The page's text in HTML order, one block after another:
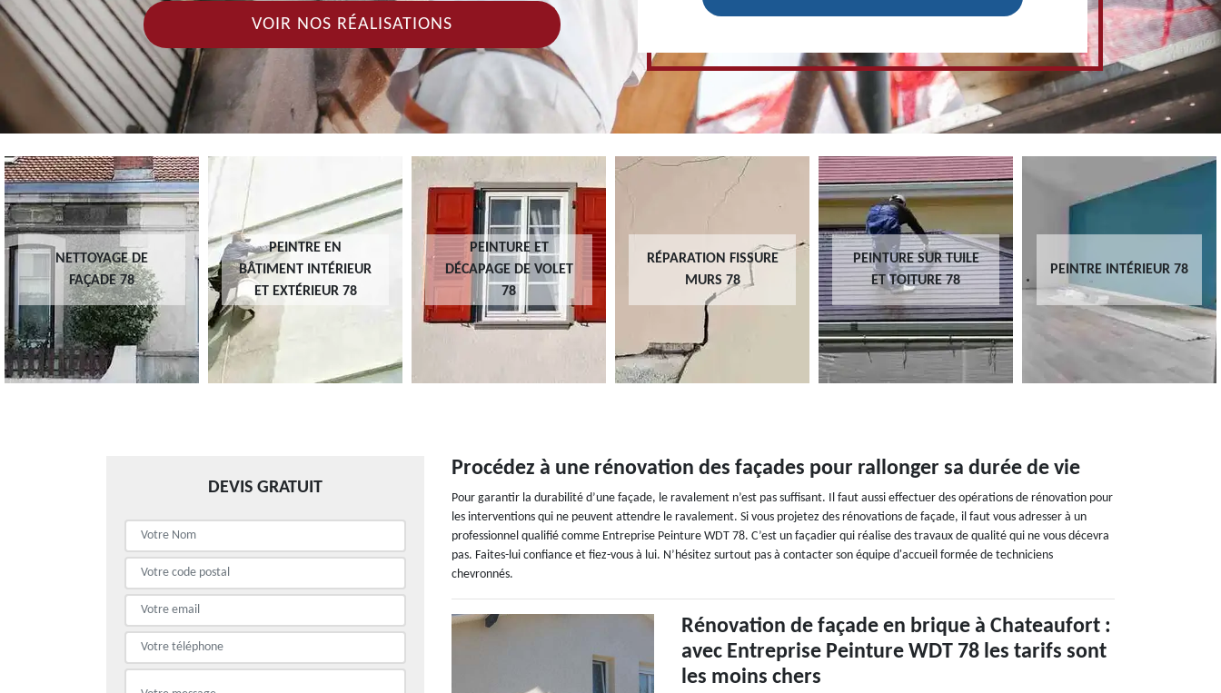
VOIR NOS RÉALISATIONS
NETTOYAGE DE
FAÇADE 78
PEINTRE EN
BÂTIMENT INTÉRIEUR
ET EXTÉRIEUR 78
PEINTURE ET
DÉCAPAGE DE VOLET
78
RÉPARATION FISSURE
MURS 78
PEINTURE SUR TUILE
ET TOITURE 78
PEINTRE INTÉRIEUR 78
DEVIS GRATUIT
Procédez à une rénovation des façades pour rallonger sa durée de vie
Pour garantir la durabilité d’une façade, le ravalement n’est pas suffisant. Il faut aussi effectuer des opérations de rénovation pour
les interventions qui ne peuvent attendre le ravalement. Si vous projetez des rénovations de façade, il faut vous adresser à un
professionnel qualifié comme Entreprise Peinture WDT 78. C’est un façadier qui réalise des travaux de qualité qui ne vous décevra
pas. Faites-lui confiance et fiez-vous à lui. N’hésitez surtout pas à contacter son équipe d'accueil formée de techniciens
chevronnés.
Rénovation de façade en brique à Chateaufort :
avec Entreprise Peinture WDT 78 les tarifs sont
les moins chers